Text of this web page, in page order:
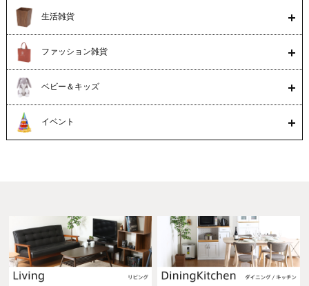
生活雑貨
ファッション雑貨
ベビー＆キッズ
イベント